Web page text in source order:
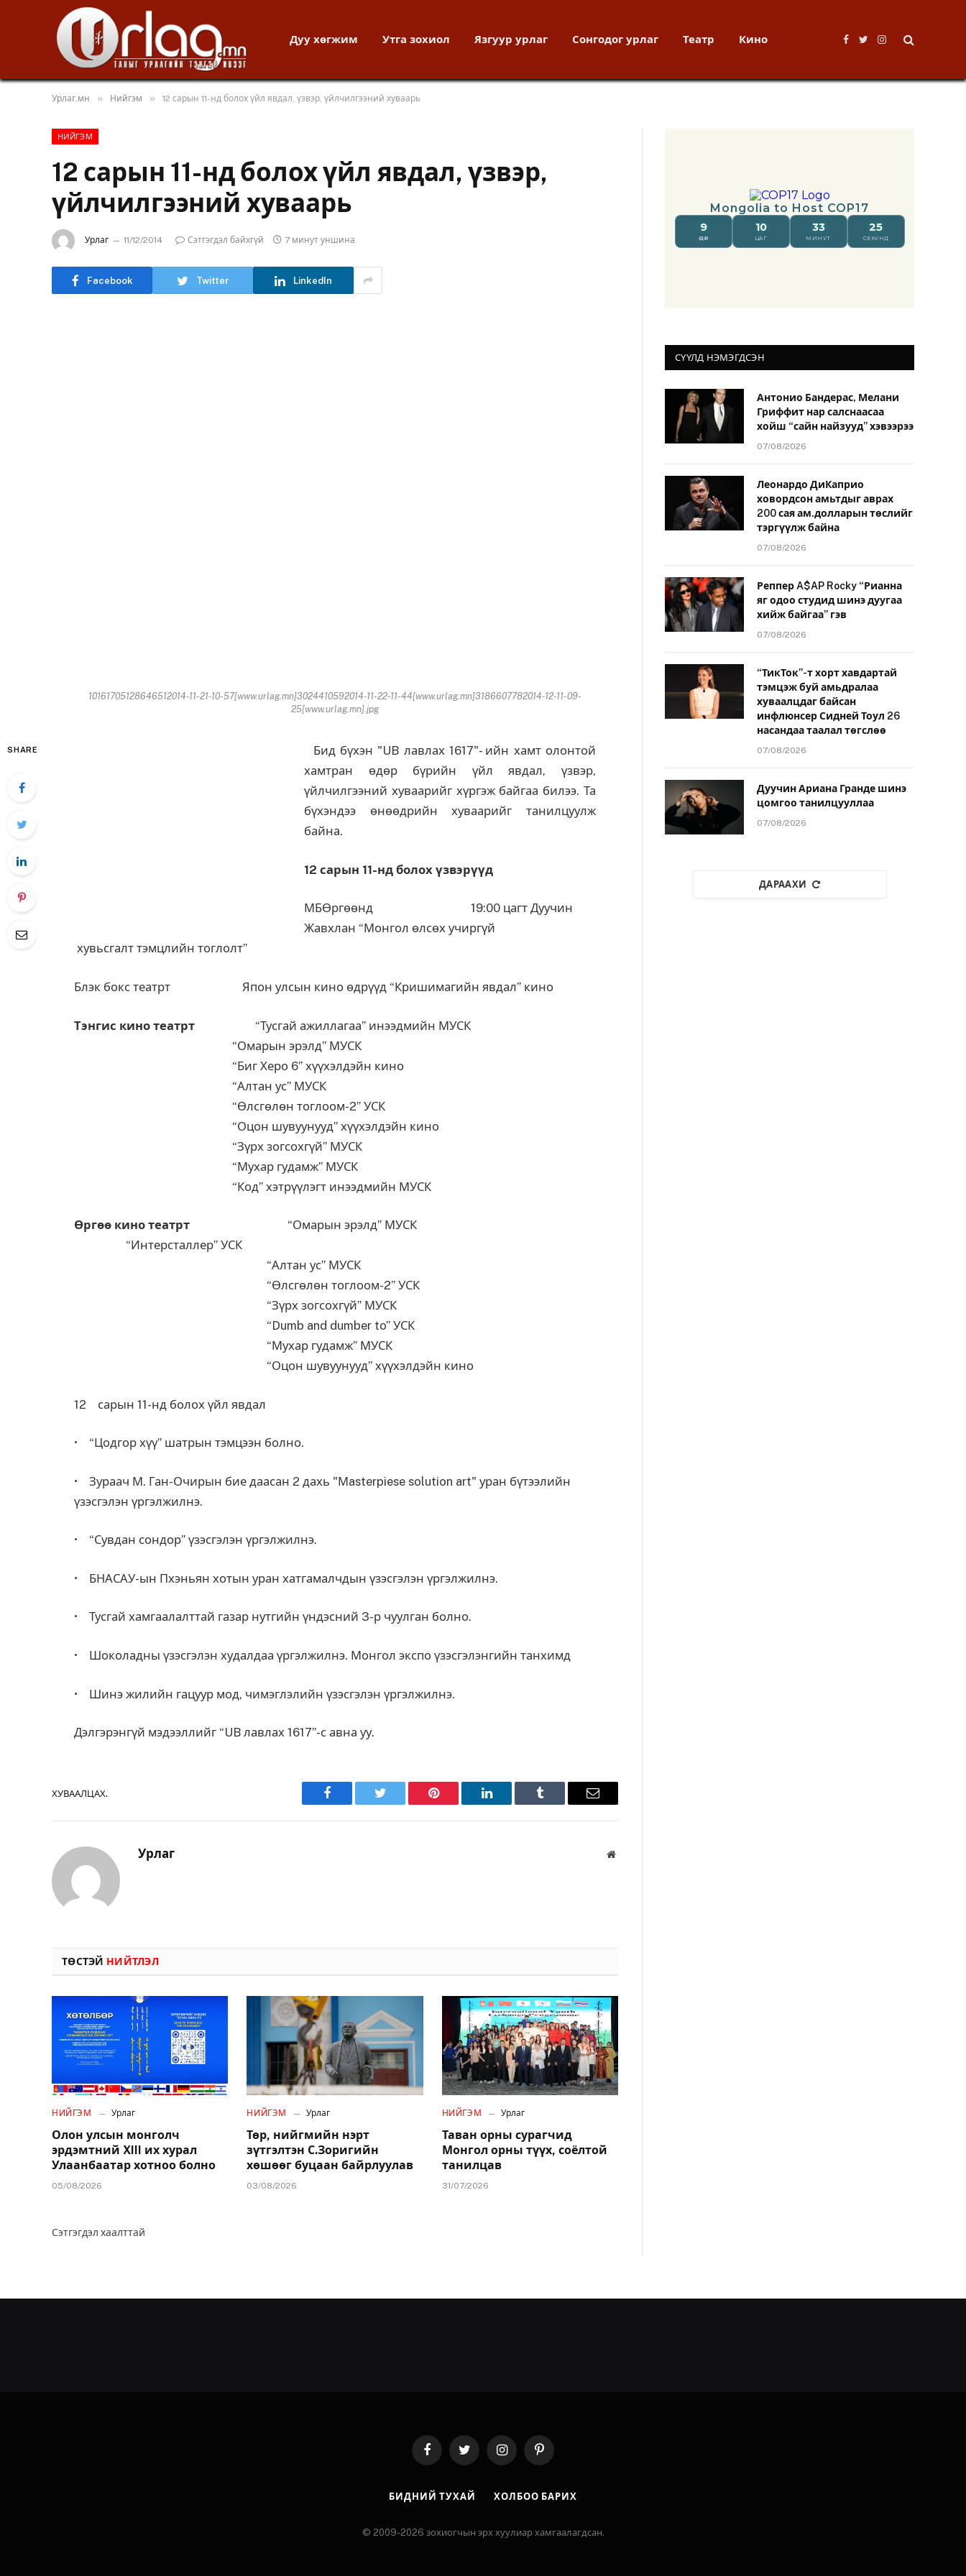
Дуу хөгжим Утга зохиол Язгуур урлаг Сонгодог урлаг Театр Кино
Facebook
TwitterInstagram
Урлаг.мн » Нийгэм » 12 сарын 11-нд болох үйл явдал, үзвэр, үйлчилгээний хуваарь
НИЙГЭМ
12 сарын 11-нд болох үйл явдал, үзвэр,
үйлчилгээний хуваарь
Урлаг 11/12/2014 Сэтгэгдэл байхгүй 7 минут уншина
Facebook Twitter LinkedIn
10161705128646512014-11-21-10-57[www.urlag.mn]3024410592014-11-22-11-44[www.urlag.mn]3186607782014-12-11-09-
25[www.urlag.mn].jpg
SHARE
Бид бүхэн "UB лавлах 1617"- ийн хамт олонтой
хамтран өдөр бүрийн үйл явдал, үзвэр,
үйлчилгээний хуваарийг хүргэж байгаа билээ. Та
бүхэндээ өнөөдрийн хуваарийг танилцуулж
байна.
12 сарын 11-нд болох үзвэрүүд
МБӨргөөнд 19:00 цагт Дуучин
Жавхлан “Монгол өлсөх учиргүй
хувьсгалт тэмцлийн тоглолт”
Блэк бокс театрт Япон улсын кино өдрүүд “Кришимагийн явдал” кино
Тэнгис кино театрт
“Тусгай ажиллагаа” инээдмийн МУСК
“Омарын эрэлд” МУСК
“Биг Херо 6” хүүхэлдэйн кино
“Алтан ус” МУСК
“Өлсгөлөн тоглоом-2” УСК
“Оцон шувуунууд” хүүхэлдэйн кино
“Зүрх зогсохгүй” МУСК
“Мухар гудамж” МУСК
“Код” хэтрүүлэгт инээдмийн МУСК
Өргөө кино театрт
“Омарын эрэлд” МУСК
“Интерсталлер” УСК
“Алтан ус” МУСК
“Өлсгөлөн тоглоом-2” УСК
“Зүрх зогсохгүй” МУСК
“Dumb and dumber to” УСК
“Мухар гудамж” МУСК
“Оцон шувуунууд” хүүхэлдэйн кино
12 сарын 11-нд болох үйл явдал
• “Цодгор хүү” шатрын тэмцээн болно.
• Зураач М. Ган-Очирын бие даасан 2 дахь "Мasterpiese solution art" уран бүтээлийн
үзэсгэлэн үргэлжилнэ.
• “Сувдан сондор” үзэсгэлэн үргэлжилнэ.
• БНАСАУ-ын Пхэньян хотын уран хатгамалчдын үзэсгэлэн үргэлжилнэ.
• Тусгай хамгаалалттай газар нутгийн үндэсний 3-р чуулган болно.
• Шоколадны үзэсгэлэн худалдаа үргэлжилнэ. Монгол экспо үзэсгэлэнгийн танхимд
• Шинэ жилийн гацуур мод, чимэглэлийн үзэсгэлэн үргэлжилнэ.
Дэлгэрэнгүй мэдээллийг “UB лавлах 1617”-с авна уу.
ХУВААЛЦАХ.
Facebook Twitter Pinterest LinkedIn Tumblr Имэйл
Урлаг Вэбсайт
ТӨСТЭЙ НИЙТЛЭЛ
НИЙГЭМ Урлаг
Олон улсын монголч
эрдэмтний XIII их хурал
Улаанбаатар хотноо болно
05/08/2026
НИЙГЭМ Урлаг
Төр, нийгмийн нэрт
зүтгэлтэн С.Зоригийн
хөшөөг буцаан байрлуулав
03/08/2026
НИЙГЭМ Урлаг
Таван орны сурагчид
Монгол орны түүх, соёлтой
танилцав
31/07/2026
Сэтгэгдэл хаалттай
СҮҮЛД НЭМЭГДСЭН
Антонио Бандерас, Мелани
Гриффит нар салснаасаа
хойш “сайн найзууд” хэвээрээ
07/08/2026
Леонардо ДиКаприо
ховордсон амьтдыг аврах
200 сая ам.долларын төслийг
тэргүүлж байна
07/08/2026
Реппер A$AP Rocky “Рианна
яг одоо студид шинэ дуугаа
хийж байгаа” гэв
07/08/2026
“ТикТок”-т хорт хавдартай
тэмцэж буй амьдралаа
хуваалцдаг байсан
инфлюнсер Сидней Тоул 26
насандаа таалал төгслөө
07/08/2026
Дуучин Ариана Гранде шинэ
цомгоо танилцууллаа
07/08/2026
ДАРААХИ
FacebookTwitter InstagramPinterest
БИДНИЙ ТУХАЙ ХОЛБОО БАРИХ
© 2009-2026 зохиогчын эрх хуулиар хамгаалагдсан.